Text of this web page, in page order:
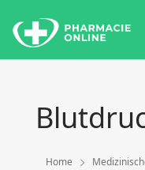
Home